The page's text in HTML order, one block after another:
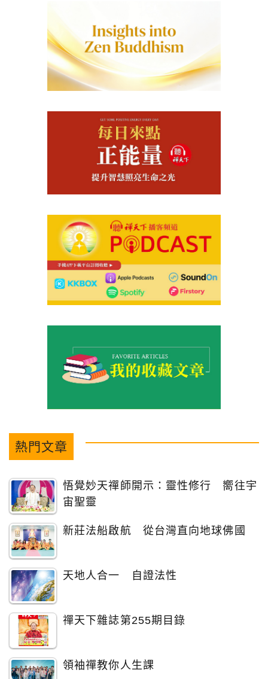
熱門文章
悟覺妙天禪師開示：靈性修行 嚮往宇
宙聖靈
新莊法船啟航 從台灣直向地球佛國
天地人合一 自證法性
禪天下雜誌第255期目錄
領袖禪教你人生課